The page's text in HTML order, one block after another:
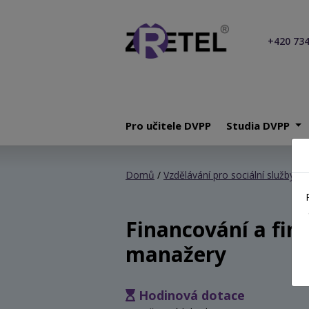
+420
Pro učitele DVPP Studia DVPP
Domů / Vzdělávání pro sociální služby/
Financování a
manažery
Hodinová dotace